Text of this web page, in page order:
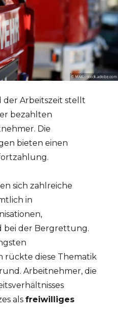
der Arbeitszeit stellt
bezahlten
Die
bieten einen
sich zahlreiche
in
bei der Bergrettung.
rückte diese Thematik
Arbeitnehmer, die
alsfreiwilliges